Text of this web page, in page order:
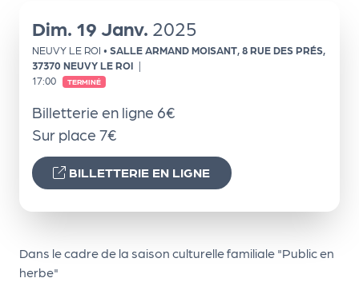
Dim. 19 Janv. 2025
NEUVY LE ROI • SALLE ARMAND MOISANT, 8 RUE DES PRÉS,
37370 NEUVY LE ROI |
17:00
TERMINÉ
Billetterie en ligne 6€
Sur place 7€
BILLETTERIE EN LIGNE
Dans le cadre de la saison culturelle familiale "Public en
herbe"
Ma
g
Sui
vr
e
le
PR
O
G!
N